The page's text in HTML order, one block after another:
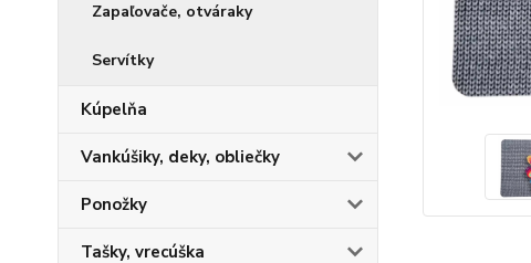
Zapaľovače, otváraky
Servítky
Kúpelňa
Vankúšiky, deky, obliečky
Ponožky
Tašky, vrecúška